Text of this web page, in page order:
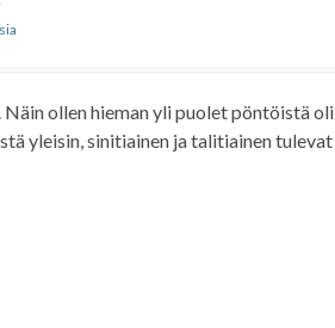
ollen hieman yli puolet pöntöistä oli
yleisin, sinitiainen ja talitiainen tulevat